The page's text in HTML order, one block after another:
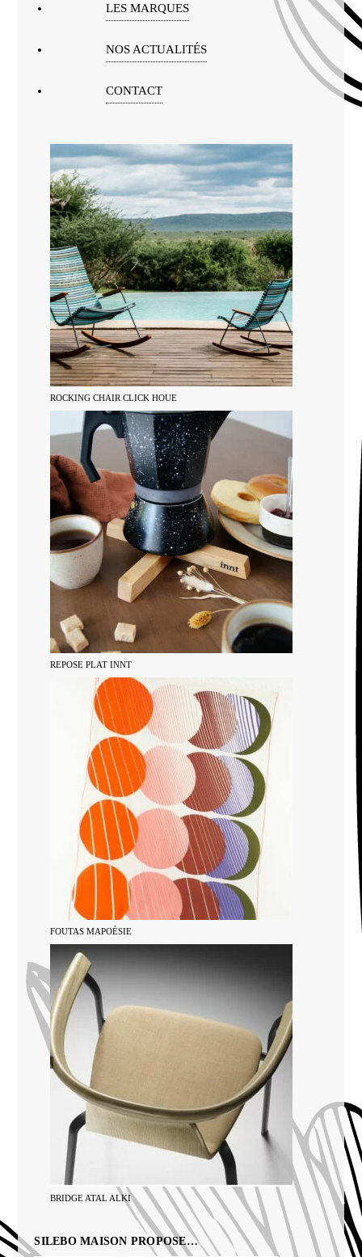
LES MARQUES
NOS ACTUALITÉS
CONTACT
ROCKING CHAIR CLICK HOUE
REPOSE PLAT INNT
FOUTAS MAPOÉSIE
BRIDGE ATAL ALKI
SILEBO MAISON PROPOSE…